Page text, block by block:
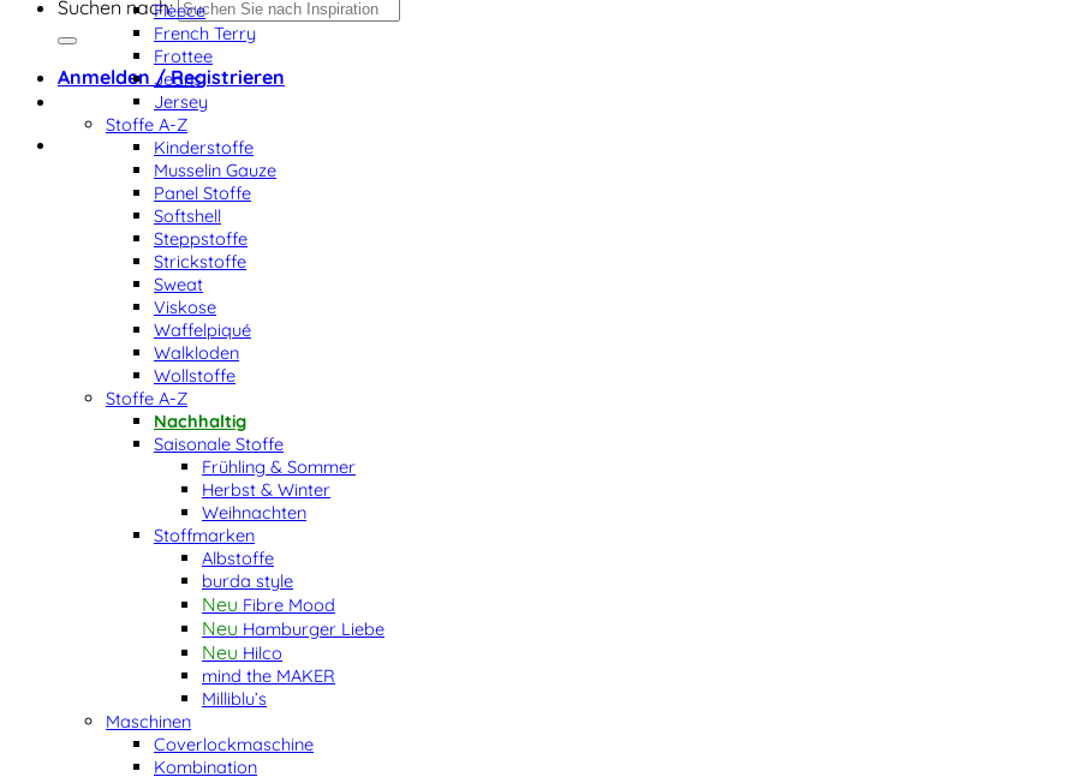
Suchen nach:
Anmelden / Registrieren
Fleece
French Terry
Frottee
Jeans
Jersey
Stoffe A-Z
Kinderstoffe
Musselin Gauze
Panel Stoffe
Softshell
Steppstoffe
Strickstoffe
Sweat
Viskose
Waffelpiqué
Walkloden
Wollstoffe
Stoffe A-Z
Nachhaltig
Saisonale Stoffe
Frühling & Sommer
Herbst & Winter
Weihnachten
Stoffmarken
Albstoffe
burda style
Fibre Mood
Hamburger Liebe
Hilco
mind the MAKER
Milliblu’s
Maschinen
Coverlockmaschine
Kombination